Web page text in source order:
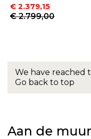
Prijs
€ 2.379,15
Normale prijs
€ 2.799,00
We have reached
Go back to top
Aan de